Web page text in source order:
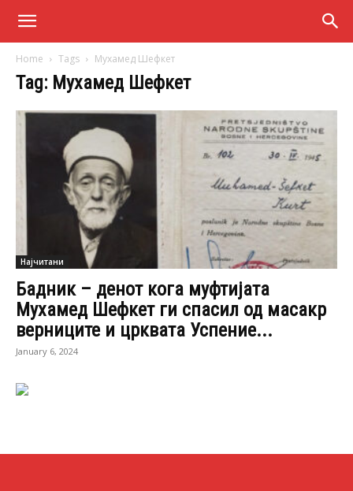
Home Tags Мухамед Шефкет
Tag: Мухамед Шефкет
Најчитани
Бадник – денот кога муфтијата
Мухамед Шефкет ги спасил од масакр
верниците и црквата Успение...
January 6, 2024